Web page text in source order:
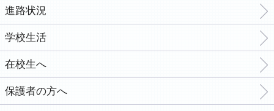
進路状況
学校生活
在校生へ
保護者の方へ